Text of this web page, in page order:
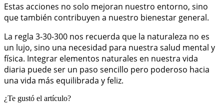
Estas acciones no solo mejoran nuestro entorno, sino
que también contribuyen a nuestro bienestar general.
La regla 3-30-300 nos recuerda que la naturaleza no es
un lujo, sino una necesidad para nuestra salud mental y
física. Integrar elementos naturales en nuestra vida
diaria puede ser un paso sencillo pero poderoso hacia
una vida más equilibrada y feliz.
¿Te gustó el artículo?